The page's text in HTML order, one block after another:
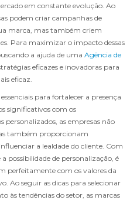
em constante evolução. Ao
podem criar campanhas de
marca, mas também criem
Para maximizar o impacto dessas
a ajuda de uma Agência de
eficazes e inovadoras para
eficaz.
para fortalecer a presença
significativos com os
as empresas não
também proporcionam
a lealdade do cliente. Com
possibilidade de personalização, é
perfeitamente com os valores da
Ao seguir as dicas para selecionar
às tendências do setor, as marcas